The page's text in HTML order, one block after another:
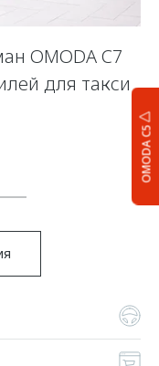
OMODA C5
OMODA C7
для такси
5